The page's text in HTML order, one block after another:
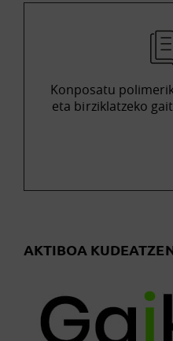
Konposatu
eta birziklatzeko
AKTIBOA